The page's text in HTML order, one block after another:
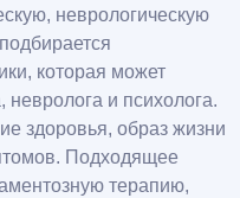
неврологическую
которая может
невролога и психолога.
здоровья, образ жизни
Подходящее
терапию,